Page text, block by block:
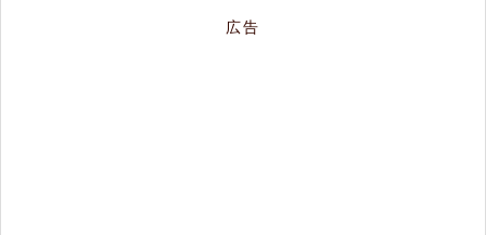
広告